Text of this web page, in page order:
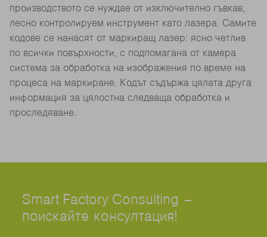
производството се нуждае от изключително гъвкав,
лесно контролируем инструмент като лазера. Самите
кодове се нанасят от маркиращ лазер: ясно четлив
по всички повърхности, с подпомагана от камера
система за обработка на изображения по време на
процеса на маркиране. Кодът съдържа цялата друга
информация за цялостна следваща обработка и
проследяване.
Smart Factory Consulting –
поискайте консултация!